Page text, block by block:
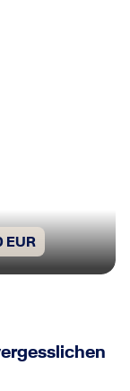
EUR